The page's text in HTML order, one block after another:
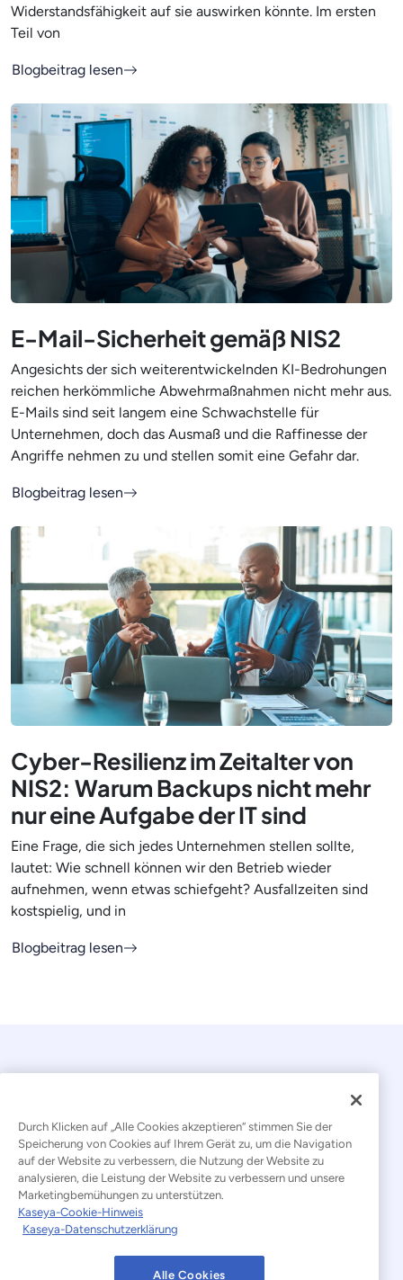
Widerstandsfähigkeit auf sie auswirken könnte. Im ersten
Teil von
Blogbeitrag lesen
E-Mail-Sicherheit gemäß NIS2
Angesichts der sich weiterentwickelnden KI-Bedrohungen
reichen herkömmliche Abwehrmaßnahmen nicht mehr aus.
E-Mails sind seit langem eine Schwachstelle für
Unternehmen, doch das Ausmaß und die Raffinesse der
Angriffe nehmen zu und stellen somit eine Gefahr dar.
Blogbeitrag lesen
Cyber-Resilienz im Zeitalter von
NIS2: Warum Backups nicht mehr
nur eine Aufgabe der IT sind
Eine Frage, die sich jedes Unternehmen stellen sollte,
lautet: Wie schnell können wir den Betrieb wieder
aufnehmen, wenn etwas schiefgeht? Ausfallzeiten sind
kostspielig, und in
Blogbeitrag lesen
© 2026 Kaseya. Alle Rechte vorbehalten.
Deutsch
Erklärung zur Bekämpfung moderner Sklaverei
Nutzungsbedingungen der Website
Durch Klicken auf „Alle Cookies akzeptieren“ stimmen Sie der
Speicherung von Cookies auf Ihrem Gerät zu, um die Navigation
auf der Website zu verbessern, die Nutzung der Website zu
analysieren, die Leistung der Website zu verbessern und unsere
Marketingbemühungen zu unterstützen.
Kaseya-Cookie-Hinweis
Kaseya-Datenschutzerklärung
Alle Cookies